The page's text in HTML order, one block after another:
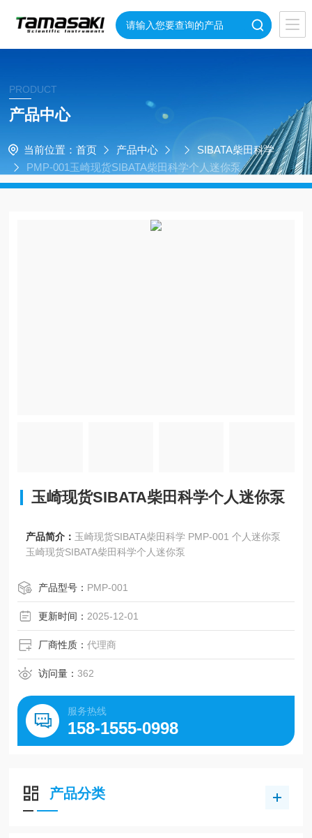
PRODUCT
产品中心
当前位置： 首页 产品中心
SIBATA柴田科学
PMP-001玉崎现货SIBATA柴田科学个人迷你泵
玉崎现货SIBATA柴田科学个人迷你泵
产品简介：
玉崎现货SIBATA柴田科学 PMP-001 个人迷你泵
玉崎现货SIBATA柴田科学个人迷你泵
产品型号： PMP-001
更新时间： 2025-12-01
厂商性质：代理商
访问量：362
服务热线
158-1555-0998
产品分类